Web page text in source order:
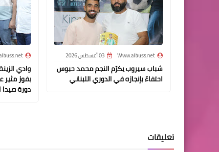
Www.albuss.net 03 أغسطس 2026
شباب سيروب يكرّم النجم محمد حبوس
احتفاءً بإنجازه في الدوري اللبناني
وادي
بفوز مثير
دورة صيدا
تعليقات